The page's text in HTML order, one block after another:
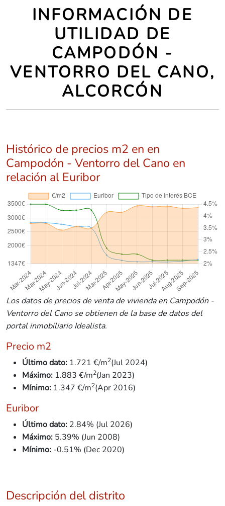
INFORMACIÓN DE
UTILIDAD DE
CAMPODÓN -
VENTORRO DEL CANO,
ALCORCÓN
Histórico de precios m2 en en
Campodón - Ventorro del Cano en
relación al Euribor
Los datos de precios de venta de vivienda en Campodón -
Ventorro del Cano se obtienen de la base de datos del
portal inmobiliario Idealista.
Precio m2
Último dato: 1.721 €/m2(Jul 2024)
Máximo: 1.883 €/m2(Jan 2023)
Mínimo: 1.347 €/m2(Apr 2016)
Euribor
Último dato: 2.84% (Jul 2026)
Máximo: 5.39% (Jun 2008)
Mínimo: -0.51% (Dec 2020)
Descripción del distrito